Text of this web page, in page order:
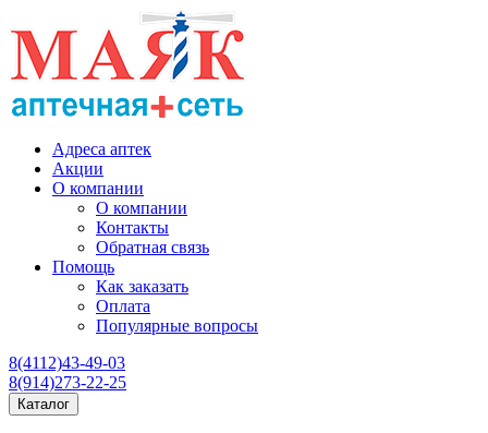
Адреса аптек
Акции
О компании
О компании
Контакты
Обратная связь
Помощь
Как заказать
Оплата
Популярные вопросы
8(4112)43-49-03
8(914)273-22-25
Каталог